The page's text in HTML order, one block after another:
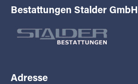
Bestattungen Stalder GmbH
Adresse